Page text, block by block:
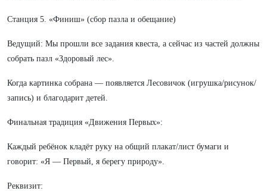
Станция 5. «Финиш» (сбор пазла и обещание)
Ведущий: Мы прошли все задания квеста, а сейчас из частей должны
собрать пазл «Здоровый лес».
Когда картинка собрана — появляется Лесовичок (игрушка/рисунок/
запись) и благодарит детей.
Финальная традиция «Движения Первых»:
Каждый ребёнок кладёт руку на общий плакат/лист бумаги и
говорит: «Я — Первый, я берегу природу».
Реквизит: